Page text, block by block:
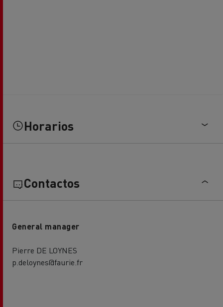
Horarios
Contactos
General manager
Pierre DE LOYNES
p.deloynes@faurie.fr